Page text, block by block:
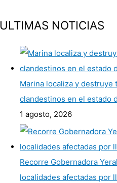
ULTIMAS NOTICIAS
Marina localiza y destruye
clandestinos en el estado
1 agosto, 2026
Recorre Gobernadora
localidades afectadas por